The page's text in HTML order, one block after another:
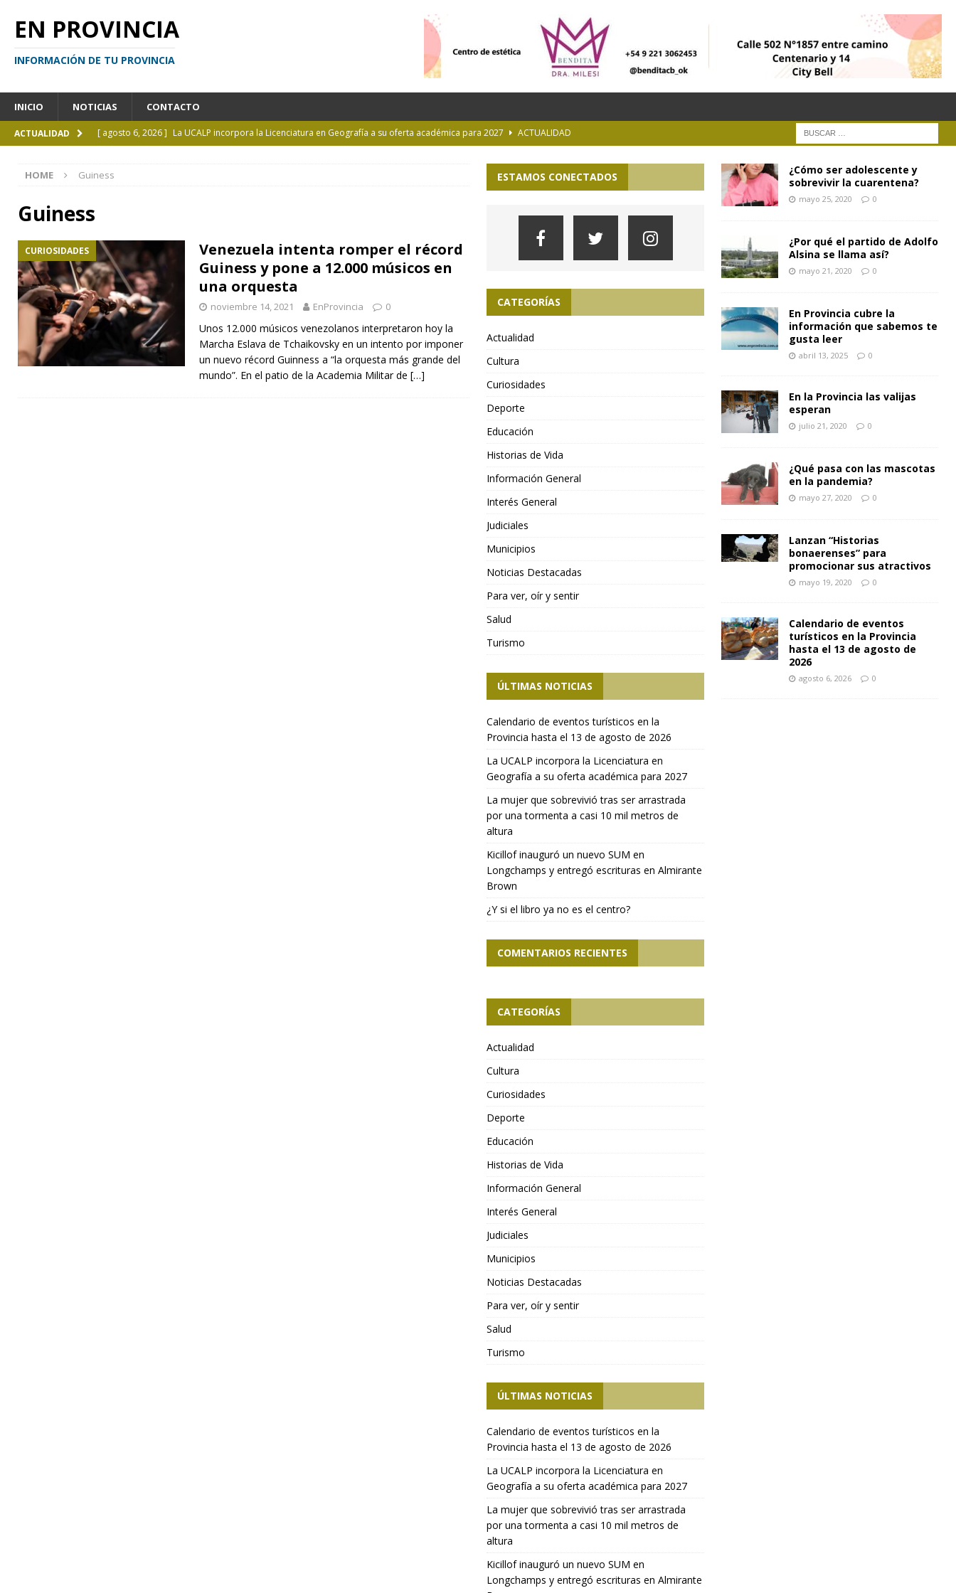
EN PROVINCIA
INFORMACIÓN DE TU PROVINCIA
INICIO NOTICIAS CONTACTO
ACTUALIDAD [ agosto 6, 2026 ] La UCALP incorpora la Licenciatura en Geografía a su oferta académica para 2027
ACTUALIDAD
CURIOSIDADES
[ agosto 6, 2026 ]
Calendario de eventos turísticos en la Provincia hasta el 13 de agosto de 2026
HOME Guiness
Guiness
CURIOSIDADES
Venezuela intenta romper el récord
Guiness y pone a 12.000 músicos en
una orquesta
noviembre 14, 2021 EnProvincia 0
Unos 12.000 músicos venezolanos interpretaron hoy la
Marcha Eslava de Tchaikovsky en un intento por imponer
un nuevo récord Guinness a “la orquesta más grande del
mundo”. En el patio de la Academia Militar de […]
ESTAMOS CONECTADOS
CATEGORÍAS
Actualidad
Cultura
Curiosidades
Deporte
Educación
Historias de Vida
Información General
Interés General
Judiciales
Municipios
Noticias Destacadas
Para ver, oír y sentir
Salud
Turismo
ÚLTIMAS NOTICIAS
Calendario de eventos turísticos en la
Provincia hasta el 13 de agosto de 2026
La UCALP incorpora la Licenciatura en
Geografía a su oferta académica para 2027
La mujer que sobrevivió tras ser arrastrada
por una tormenta a casi 10 mil metros de
altura
Kicillof inauguró un nuevo SUM en
Longchamps y entregó escrituras en Almirante
Brown
¿Y si el libro ya no es el centro?
COMENTARIOS RECIENTES
CATEGORÍAS
Actualidad
Cultura
Curiosidades
Deporte
Educación
Historias de Vida
Información General
Interés General
Judiciales
Municipios
Noticias Destacadas
Para ver, oír y sentir
Salud
Turismo
ÚLTIMAS NOTICIAS
Calendario de eventos turísticos en la
Provincia hasta el 13 de agosto de 2026
La UCALP incorpora la Licenciatura en
Geografía a su oferta académica para 2027
La mujer que sobrevivió tras ser arrastrada
por una tormenta a casi 10 mil metros de
altura
Kicillof inauguró un nuevo SUM en
Longchamps y entregó escrituras en Almirante
¿Cómo ser adolescente y
sobrevivir la cuarentena?
mayo 25, 2020 0
¿Por qué el partido de Adolfo
Alsina se llama así?
mayo 21, 2020 0
En Provincia cubre la
información que sabemos te
gusta leer
abril 13, 2025 0
En la Provincia las valijas
esperan
julio 21, 2020 0
¿Qué pasa con las mascotas
en la pandemia?
mayo 27, 2020 0
Lanzan “Historias
bonaerenses” para
promocionar sus atractivos
mayo 19, 2020 0
Calendario de eventos
turísticos en la Provincia
hasta el 13 de agosto de
2026
agosto 6, 2026 0